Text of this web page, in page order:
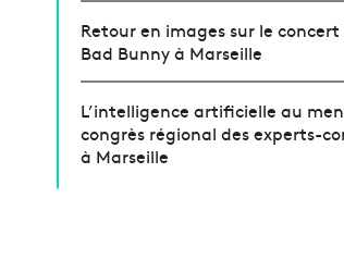
Retour en images sur le concert
Bad Bunny à Marseille
L’intelligence artificielle au
congrès régional des experts-
à Marseille